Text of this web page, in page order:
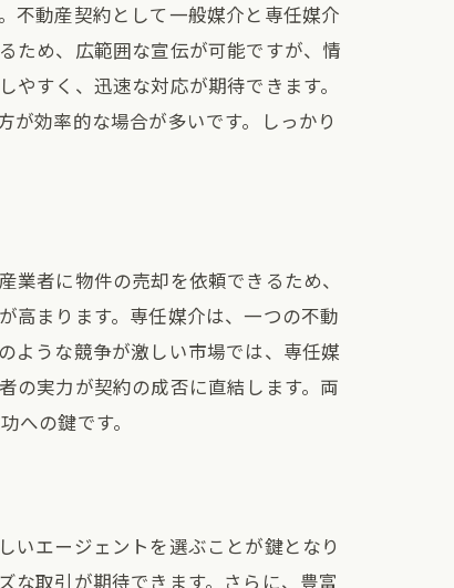
不動産契約として一般媒介と専任媒介
ため、広範囲な宣伝が可能ですが、情
すく、迅速な対応が期待できます。
効率的な場合が多いです。しっかり
者に物件の売却を依頼できるため、
高まります。専任媒介は、一つの不動
ような競争が激しい市場では、専任媒
の実力が契約の成否に直結します。両
の鍵です。
いエージェントを選ぶことが鍵となり
な取引が期待できます。さらに、豊富